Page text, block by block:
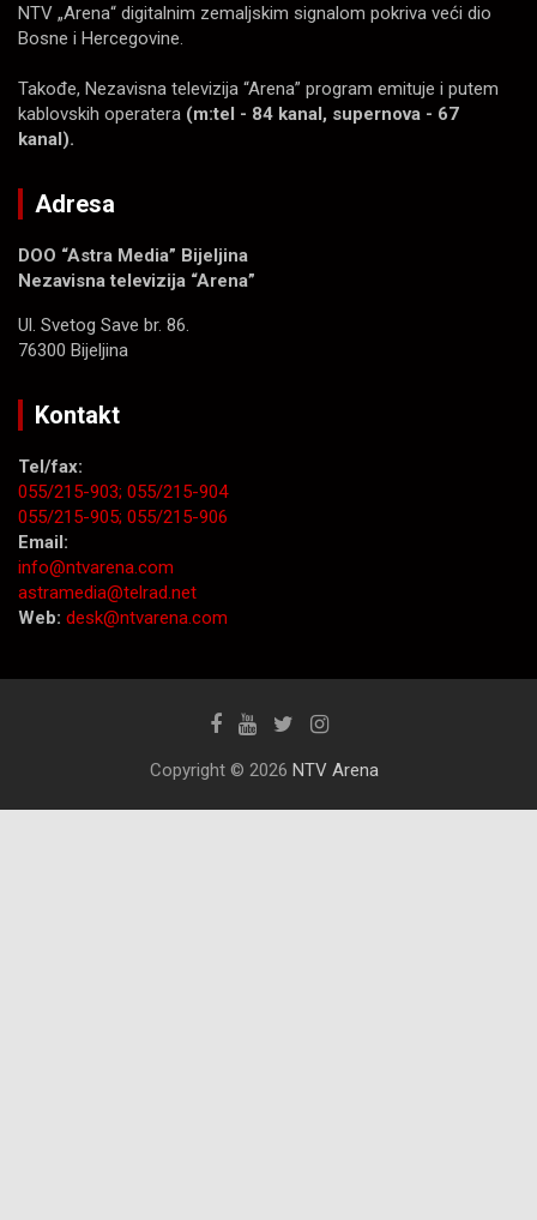
NTV „Arena“ digitalnim zemaljskim signalom pokriva veći dio
Bosne i Hercegovine.
Takođe, Nezavisna televizija “Arena” program emituje i putem
kablovskih operatera (m:tel - 84 kanal, supernova - 67
kanal).
Adresa
DOO “Astra Media” Bijeljina
Nezavisna televizija “Arena”
Ul. Svetog Save br. 86.
76300 Bijeljina
Kontakt
Tel/fax:
055/215-903; 055/215-904
055/215-905; 055/215-906
Email:
info@ntvarena.com
astramedia@telrad.net
Web: desk@ntvarena.com
Copyright © 2026 NTV Arena